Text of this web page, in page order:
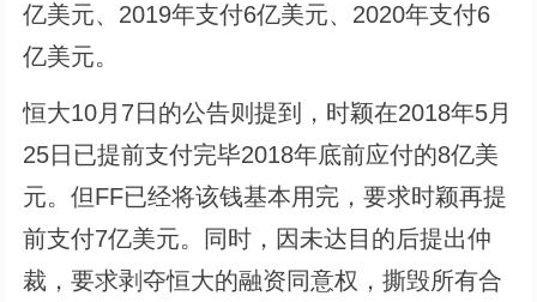
亿美元、2019年支付6亿美元、2020年支付6
亿美元。
恒大10月7日的公告则提到，时颖在2018年5月
25日已提前支付完毕2018年底前应付的8亿美
元。但FF已经将该钱基本用完，要求时颖再提
前支付7亿美元。同时，因未达目的后提出仲
裁，要求剥夺恒大的融资同意权，撕毁所有合